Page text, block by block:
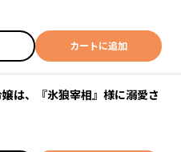
カートに追加
は、『氷狼宰相』様に溺愛さ